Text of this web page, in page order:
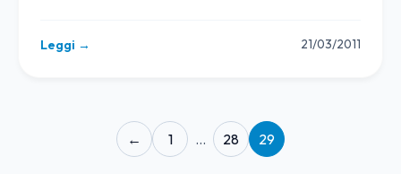
Leggi → 21/03/2011
← 1 … 28 29